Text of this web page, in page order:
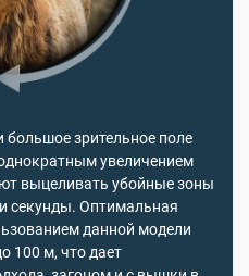
зрительное поле
увеличением
выцеливать убойные зоны
секунды. Оптимальная
данной модели
100 м, что дает